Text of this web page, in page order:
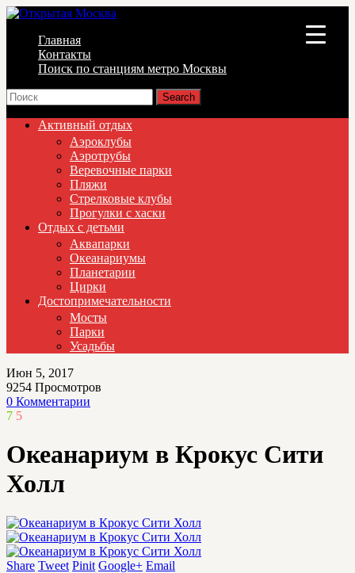
Главная
Контакты
Поиск по станциям метро Москвы
Активный отдых
Аэроклубы
Аэротрубы
Веревочные парки
Пляжи
Стрелковые клубы
Прогулки с хаски
Отдых с детьми
Аквапарки
Океанариумы
Планетарии
Цирки
Достопримечательности
Мосты
Парки
Усадьбы
Июн 5, 2017
9254 Просмотров
0 Комментарии
7 5
Океанариум в Крокус Сити
Холл
Share Tweet Pinit Google+ Email
▼
▼
▼